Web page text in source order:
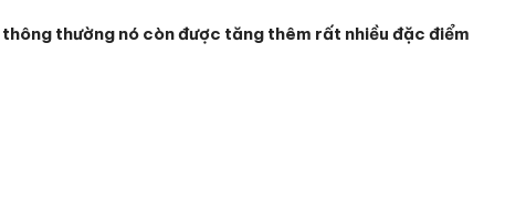
thường nó còn được tăng thêm rất nhiều đặc điểm